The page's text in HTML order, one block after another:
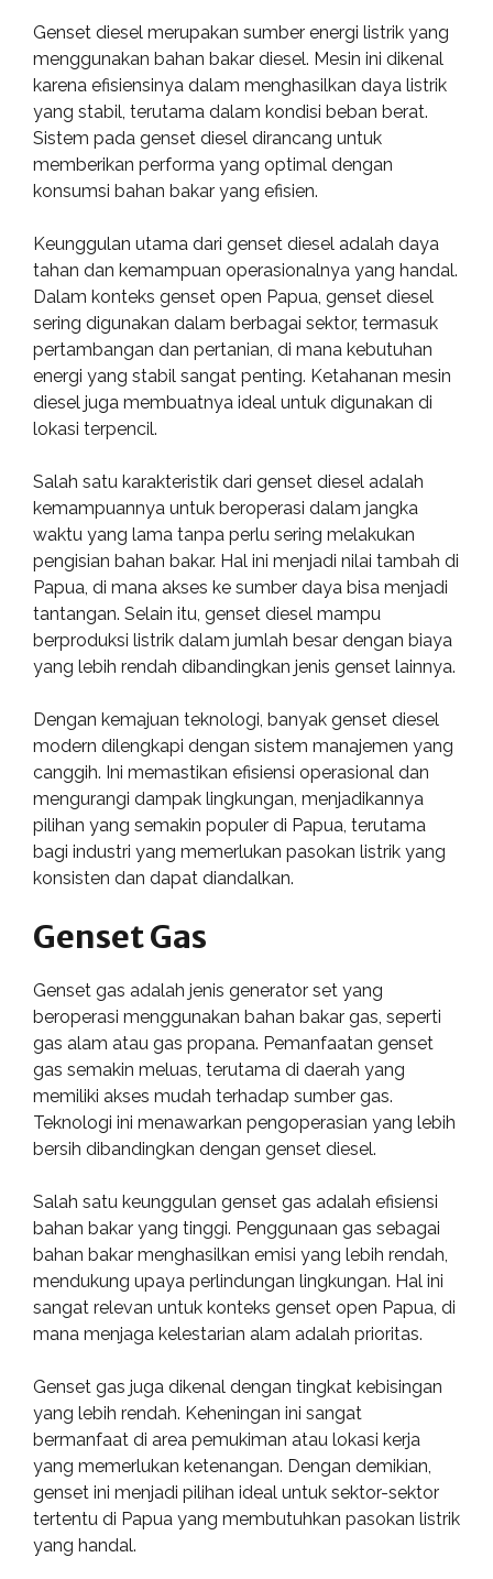
Genset diesel merupakan sumber energi listrik yang
menggunakan bahan bakar diesel. Mesin ini dikenal
karena efisiensinya dalam menghasilkan daya listrik
yang stabil, terutama dalam kondisi beban berat.
Sistem pada genset diesel dirancang untuk
memberikan performa yang optimal dengan
konsumsi bahan bakar yang efisien.
Keunggulan utama dari genset diesel adalah daya
tahan dan kemampuan operasionalnya yang handal.
Dalam konteks genset open Papua, genset diesel
sering digunakan dalam berbagai sektor, termasuk
pertambangan dan pertanian, di mana kebutuhan
energi yang stabil sangat penting. Ketahanan mesin
diesel juga membuatnya ideal untuk digunakan di
lokasi terpencil.
Salah satu karakteristik dari genset diesel adalah
kemampuannya untuk beroperasi dalam jangka
waktu yang lama tanpa perlu sering melakukan
pengisian bahan bakar. Hal ini menjadi nilai tambah di
Papua, di mana akses ke sumber daya bisa menjadi
tantangan. Selain itu, genset diesel mampu
berproduksi listrik dalam jumlah besar dengan biaya
yang lebih rendah dibandingkan jenis genset lainnya.
Dengan kemajuan teknologi, banyak genset diesel
modern dilengkapi dengan sistem manajemen yang
canggih. Ini memastikan efisiensi operasional dan
mengurangi dampak lingkungan, menjadikannya
pilihan yang semakin populer di Papua, terutama
bagi industri yang memerlukan pasokan listrik yang
konsisten dan dapat diandalkan.
Genset Gas
Genset gas adalah jenis generator set yang
beroperasi menggunakan bahan bakar gas, seperti
gas alam atau gas propana. Pemanfaatan genset
gas semakin meluas, terutama di daerah yang
memiliki akses mudah terhadap sumber gas.
Teknologi ini menawarkan pengoperasian yang lebih
bersih dibandingkan dengan genset diesel.
Salah satu keunggulan genset gas adalah efisiensi
bahan bakar yang tinggi. Penggunaan gas sebagai
bahan bakar menghasilkan emisi yang lebih rendah,
mendukung upaya perlindungan lingkungan. Hal ini
sangat relevan untuk konteks genset open Papua, di
mana menjaga kelestarian alam adalah prioritas.
Genset gas juga dikenal dengan tingkat kebisingan
yang lebih rendah. Keheningan ini sangat
bermanfaat di area pemukiman atau lokasi kerja
yang memerlukan ketenangan. Dengan demikian,
genset ini menjadi pilihan ideal untuk sektor-sektor
tertentu di Papua yang membutuhkan pasokan listrik
yang handal.